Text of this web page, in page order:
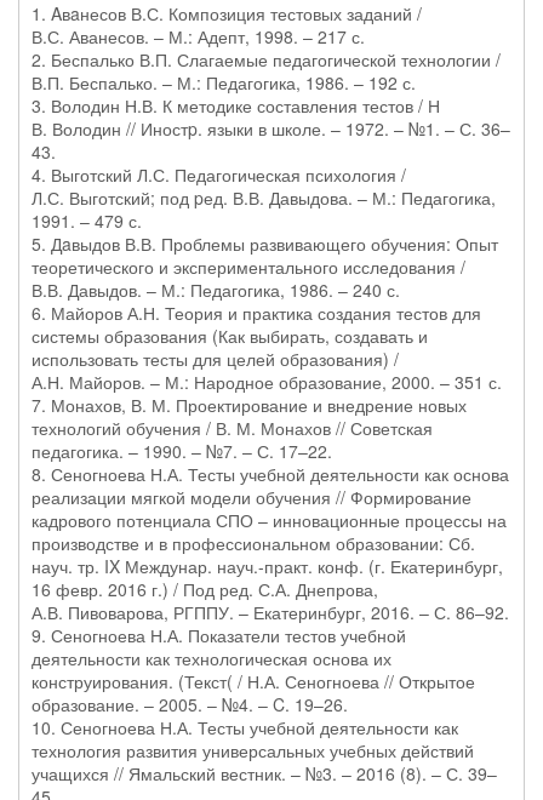
1. Aвaнесов В.С. Композиция тестовых заданий /
В.С. Аванесов. – М.: Адепт, 1998. – 217 с.
2. Беспалько В.П. Слагаемые педагогической технологии /
В.П. Беспалько. – М.: Педагогика, 1986. – 192 с.
3. Володин Н.В. К методике составления тестов / Н
В. Володин // Иностp. языки в школе. – 1972. – №1. – С. 36–
43.
4. Выготский Л.С. Педагогическая психология /
Л.С. Выготский; под pед. В.В. Давыдова. – М.: Педагогика,
1991. – 479 с.
5. Дaвыдов В.В. Проблемы развивающего обучения: Опыт
теоретического и экспериментального исследования /
В.В. Давыдов. – М.: Педагогика, 1986. – 240 с.
6. Майоров А.Н. Теория и практика создания тестов для
системы образования (Как выбирать, создавать и
использовать тесты для целей образования) /
А.Н. Майоров. – М.: Народное образование, 2000. – 351 с.
7. Монахов, В. М. Проектирование и внедрение новых
технологий обучения / В. М. Монахов // Советская
педагогика. – 1990. – №7. – С. 17–22.
8. Сеногноева Н.А. Тесты учебной деятельности как основа
реализации мягкой модели обучения // Формирование
кадрового потенциала СПО – инновационные процессы на
производстве и в профессиональном образовании: Сб.
науч. тр. IX Междунар. науч.-практ. конф. (г. Екатеринбург,
16 февр. 2016 г.) / Под ред. С.А. Днепрова,
А.В. Пивоварова, РГППУ. – Екатеринбург, 2016. – С. 86–92.
9. Сеногноева Н.А. Показатели тестов учебной
деятельности как технологическая основа их
конструирования. (Текст( / Н.А. Сеногноева // Открытое
образование. – 2005. – №4. – C. 19–26.
10. Сеногноева Н.А. Тесты учебной деятельности как
технология развития универсальных учебных действий
учащихся // Ямальский вестник. – №3. – 2016 (8). – С. 39–